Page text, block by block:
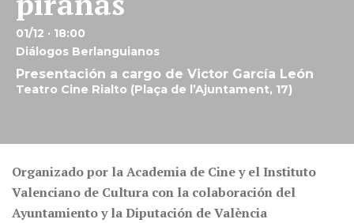
01/12 · 18:00
Diálogos Berlanguianos
Presentación a cargo de Victor García León
Teatro Cine Rialto (Plaça de l’Ajuntament, 17)
Organizado por la Academia de Cine y el Instituto
Valenciano de Cultura con la colaboración del
Ayuntamiento y la Diputación de València